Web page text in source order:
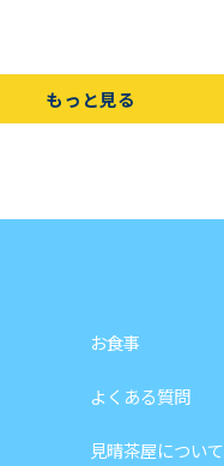
もっと見る
お食事
よくある質問
見晴茶屋について